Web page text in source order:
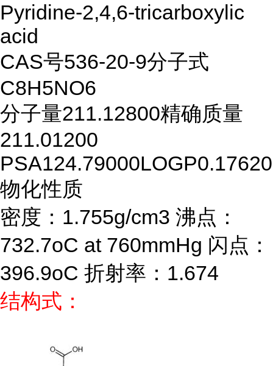
Pyridine-2,4,6-tricarboxylic
acid
CAS号536-20-9分子式
C8H5NO6
分子量211.12800精确质量
211.01200
PSA124.79000LOGP0.17620
物化性质
密度：1.755g/cm3 沸点：
732.7oC at 760mmHg 闪点：
396.9oC 折射率：1.674
结构式：